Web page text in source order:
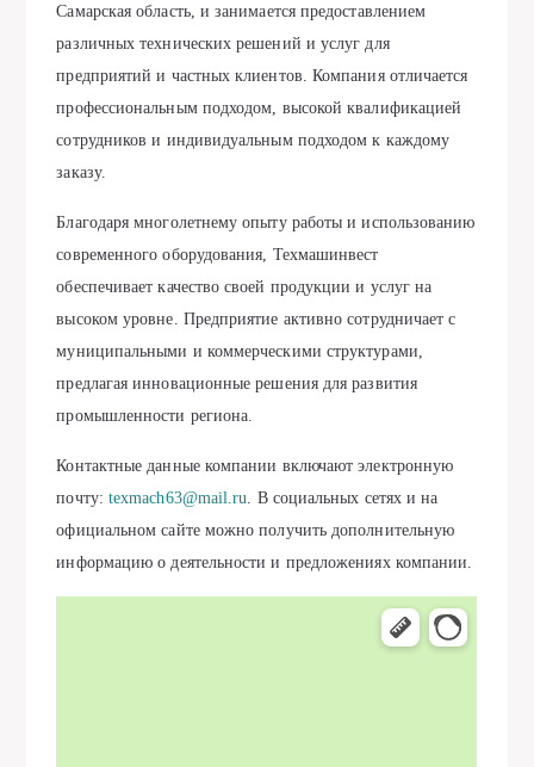
Самарская область, и занимается предоставлением
различных технических решений и услуг для
предприятий и частных клиентов. Компания отличается
профессиональным подходом, высокой квалификацией
сотрудников и индивидуальным подходом к каждому
заказу.
Благодаря многолетнему опыту работы и использованию
современного оборудования, Техмашинвест
обеспечивает качество своей продукции и услуг на
высоком уровне. Предприятие активно сотрудничает с
муниципальными и коммерческими структурами,
предлагая инновационные решения для развития
промышленности региона.
Контактные данные компании включают электронную
почту: texmach63@mail.ru. В социальных сетях и на
официальном сайте можно получить дополнительную
информацию о деятельности и предложениях компании.